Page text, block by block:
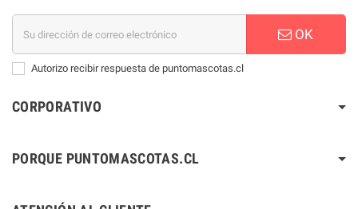
OK
Autorizo recibir respuesta de puntomascotas.cl
CORPORATIVO
PORQUE PUNTOMASCOTAS.CL